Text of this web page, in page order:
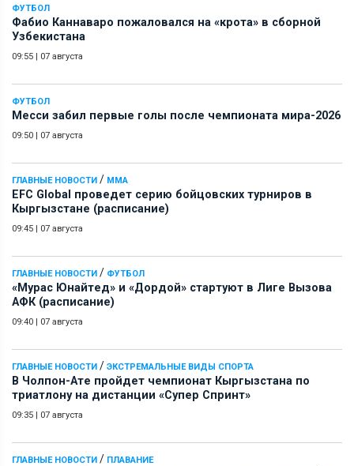
ФУТБОЛ
Фабио Каннаваро пожаловался на «крота» в сборной
Узбекистана
09:55 | 07 августа
ФУТБОЛ
Месси забил первые голы после чемпионата мира-2026
09:50 | 07 августа
ГЛАВНЫЕ НОВОСТИ / ММА
EFC Global проведет серию бойцовских турниров в
Кыргызстане (расписание)
09:45 | 07 августа
ГЛАВНЫЕ НОВОСТИ / ФУТБОЛ
«Мурас Юнайтед» и «Дордой» стартуют в Лиге Вызова
АФК (расписание)
09:40 | 07 августа
ГЛАВНЫЕ НОВОСТИ / ЭКСТРЕМАЛЬНЫЕ ВИДЫ СПОРТА
В Чолпон-Ате пройдет чемпионат Кыргызстана по
триатлону на дистанции «Супер Спринт»
09:35 | 07 августа
ГЛАВНЫЕ НОВОСТИ / ПЛАВАНИЕ